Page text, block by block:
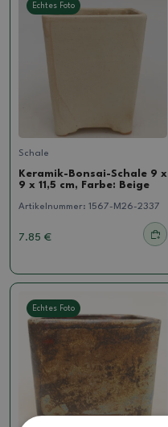
Echtes Foto
Schale
Keramik-Bonsai-Schale 9 x
9 x 11,5 cm, Farbe: Beige
Artikelnummer: 1567-M26-2337
7.85 €
Echtes Foto